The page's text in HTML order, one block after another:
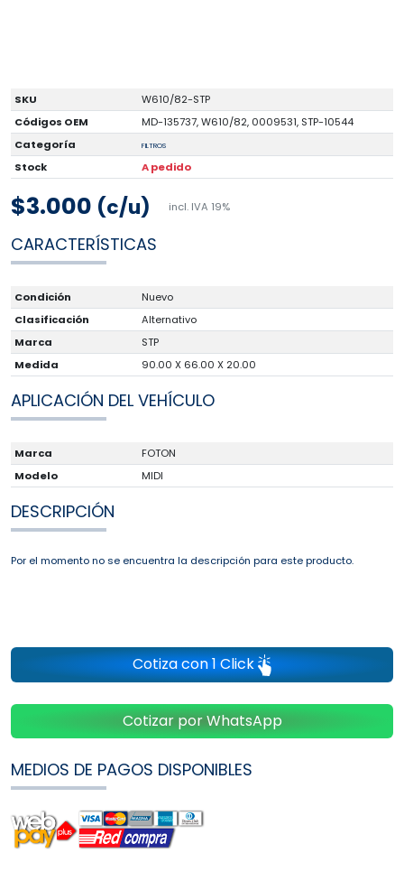
SKU
W610/82-STP
Códigos OEM
MD-135737, W610/82, 0009531, STP-10544
Categoría
FILTROS
Stock A pedido
$3.000 (c/u) incl. IVA 19%
CARACTERÍSTICAS
Condición
Nuevo
Clasificación
Alternativo
Marca
STP
Medida
90.00 X 66.00 X 20.00
APLICACIÓN DEL VEHÍCULO
Marca
FOTON
Modelo
MIDI
DESCRIPCIÓN
Por el momento no se encuentra la descripción para este producto.
Cotiza con 1 Click
Cotizar por WhatsApp
MEDIOS DE PAGOS DISPONIBLES